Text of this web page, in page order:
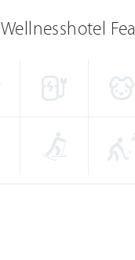
Wellnesshotel